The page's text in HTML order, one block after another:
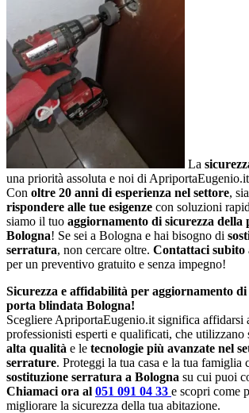
La
una priorità assoluta e noi di
Con oltre 20 anni di esperienza nel settore,
rispondere alle tue esigenze con soluzioni
siamo il tuo aggiornamento di sicurezza della
Bologna! Se sei a Bologna e hai bisogno di
serratura, non cercare oltre. Contattaci subito
per un preventivo gratuito e senza impegno!
Sicurezza e affidabilità per aggiornamento di
porta blindata Bologna!
Scegliere ApriportaEugenio.it significa affidarsi
professionisti esperti e qualificati, che utilizzano
alta qualità e le tecnologie più avanzate nel
serrature. Proteggi la tua casa e la tua famiglia
sostituzione serratura a Bologna su cui puoi
Chiamaci ora al 051 091 04 33 e scopri come
migliorare la sicurezza della tua abitazione.